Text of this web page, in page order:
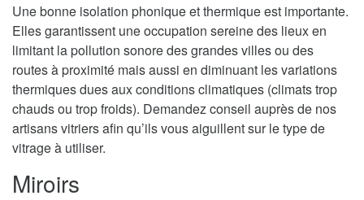
Une bonne isolation phonique et thermique est importante.
Elles garantissent une occupation sereine des lieux en
limitant la pollution sonore des grandes villes ou des
routes à proximité mais aussi en diminuant les variations
thermiques dues aux conditions climatiques (climats trop
chauds ou trop froids). Demandez conseil auprès de nos
artisans vitriers afin qu’ils vous aiguillent sur le type de
vitrage à utiliser.
Miroirs